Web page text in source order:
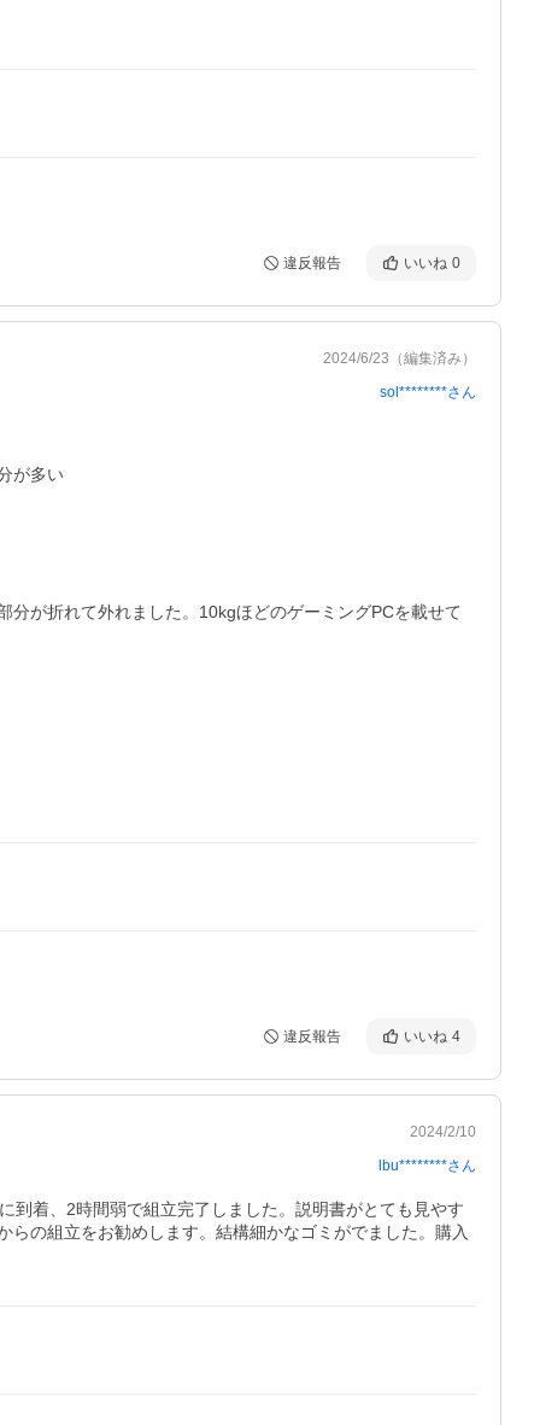
違反報告 いいね 0
2024/6/23 （編集済み）
sol********さん
が多い
が折れて外れました。10kgほどのゲーミングPCを載せて
違反報告 いいね 4
2024/2/10
lbu********さん
到着、2時間弱で組立完了しました。説明書がとても見やす
の組立をお勧めします。結構細かなゴミがでました。購入